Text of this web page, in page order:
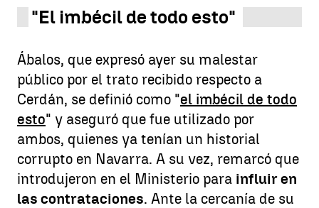
"El imbécil de todo esto"
Ábalos, que expresó ayer su malestar
público por el trato recibido respecto a
Cerdán, se definió como "el imbécil de todo
esto" y aseguró que fue utilizado por
ambos, quienes ya tenían un historial
corrupto en Navarra. A su vez, remarcó que
introdujeron en el Ministerio para influir en
las contrataciones. Ante la cercanía de su